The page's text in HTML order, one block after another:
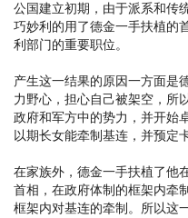
公国建立初期，由于派系和传
巧妙利的用了德金一手扶植的
利部门的重要职位。
产生这一结果的原因一方面是
力野心，担心自己被架空，所
政府和军方中的势力，并开始
以期长女能牵制基连，并预定
在家族外，德金一手扶植了他
首相，在政府体制的框架内牵
框架内对基连的牵制。所以这